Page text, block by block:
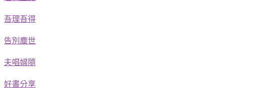
吾理吾得
告別塵世
夫唱婦隨
好書分享